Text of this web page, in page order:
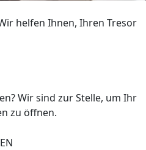
helfen Ihnen, Ihren Tresor
Wir sind zur Stelle, um Ihr
zu öffnen.